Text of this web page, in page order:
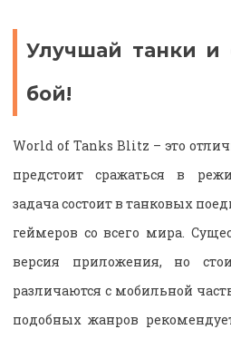
Улучшай танки и
бой!
World of Tanks Blitz – это
предстоит сражаться в
задача состоит в танковых
геймеров со всего мира.
версия приложения, но
различаются с мобильной
подобных жанров